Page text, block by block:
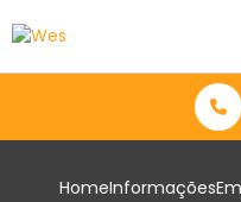
HomeInformações